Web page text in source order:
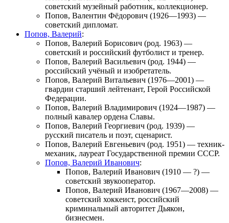
советский музейный работник, коллекционер.
Попов, Валентин Фёдорович (1926—1993) —
советский дипломат.
Попов, Валерий:
Попов, Валерий Борисович (род. 1963) —
советский и российский футболист и тренер.
Попов, Валерий Васильевич (род. 1944) —
российский учёный и изобретатель.
Попов, Валерий Витальевич (1976—2001) —
гвардии старший лейтенант, Герой Российской
Федерации.
Попов, Валерий Владимирович (1924—1987) —
полный кавалер ордена Славы.
Попов, Валерий Георгиевич (род. 1939) —
русский писатель и поэт, сценарист.
Попов, Валерий Евгеньевич (род. 1951) — техник-
механик, лауреат Государственной премии СССР.
Попов, Валерий Иванович:
Попов, Валерий Иванович (1910 — ?) —
советский звукооператор.
Попов, Валерий Иванович (1967—2008) —
советский хоккеист, российский
криминальный авторитет Дьякон,
бизнесмен.